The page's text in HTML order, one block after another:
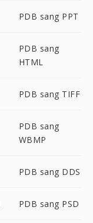
PDB sang PPT
PDB sang
HTML
PDB sang TIFF
PDB sang
WBMP
PDB sang DDS
PDB sang PSD